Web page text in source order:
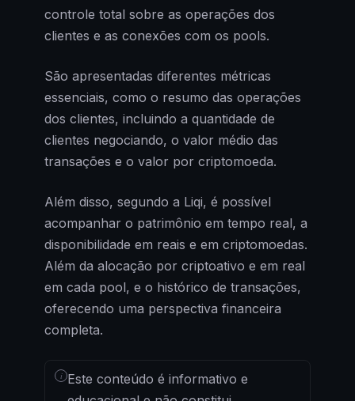
controle total sobre as operações dos
clientes e as conexões com os pools.
São apresentadas diferentes métricas
essenciais, como o resumo das operações
dos clientes, incluindo a quantidade de
clientes negociando, o valor médio das
transações e o valor por criptomoeda.
Além disso, segundo a Liqi, é possível
acompanhar o patrimônio em tempo real, a
disponibilidade em reais e em criptomoedas.
Além da alocação por criptoativo e em real
em cada pool, e o histórico de transações,
oferecendo uma perspectiva financeira
completa.
i Este conteúdo é informativo e